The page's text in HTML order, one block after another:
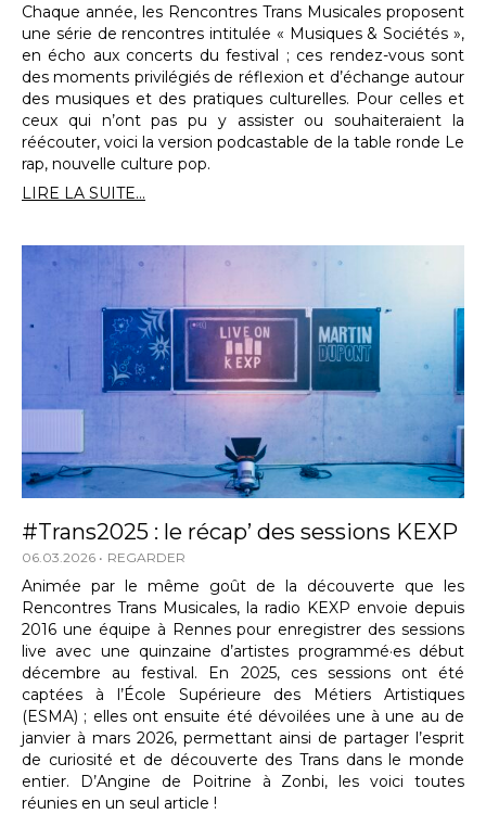
Chaque année, les Rencontres Trans Musicales proposent
une série de rencontres intitulée « Musiques & Sociétés »,
en écho aux concerts du festival ; ces rendez-vous sont
des moments privilégiés de réflexion et d’échange autour
des musiques et des pratiques culturelles. Pour celles et
ceux qui n’ont pas pu y assister ou souhaiteraient la
réécouter, voici la version podcastable de la table ronde Le
rap, nouvelle culture pop.
LIRE LA SUITE...
#Trans2025 : le récap’ des sessions KEXP
06.03.2026 REGARDER
Animée par le même goût de la découverte que les
Rencontres Trans Musicales, la radio KEXP envoie depuis
2016 une équipe à Rennes pour enregistrer des sessions
live avec une quinzaine d’artistes programmé·es début
décembre au festival. En 2025, ces sessions ont été
captées à l’École Supérieure des Métiers Artistiques
(ESMA) ; elles ont ensuite été dévoilées une à une au de
janvier à mars 2026, permettant ainsi de partager l’esprit
de curiosité et de découverte des Trans dans le monde
entier. D’Angine de Poitrine à Zonbi, les voici toutes
réunies en un seul article !